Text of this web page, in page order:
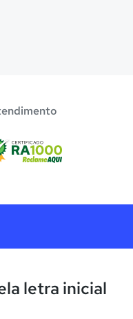
letra inicial